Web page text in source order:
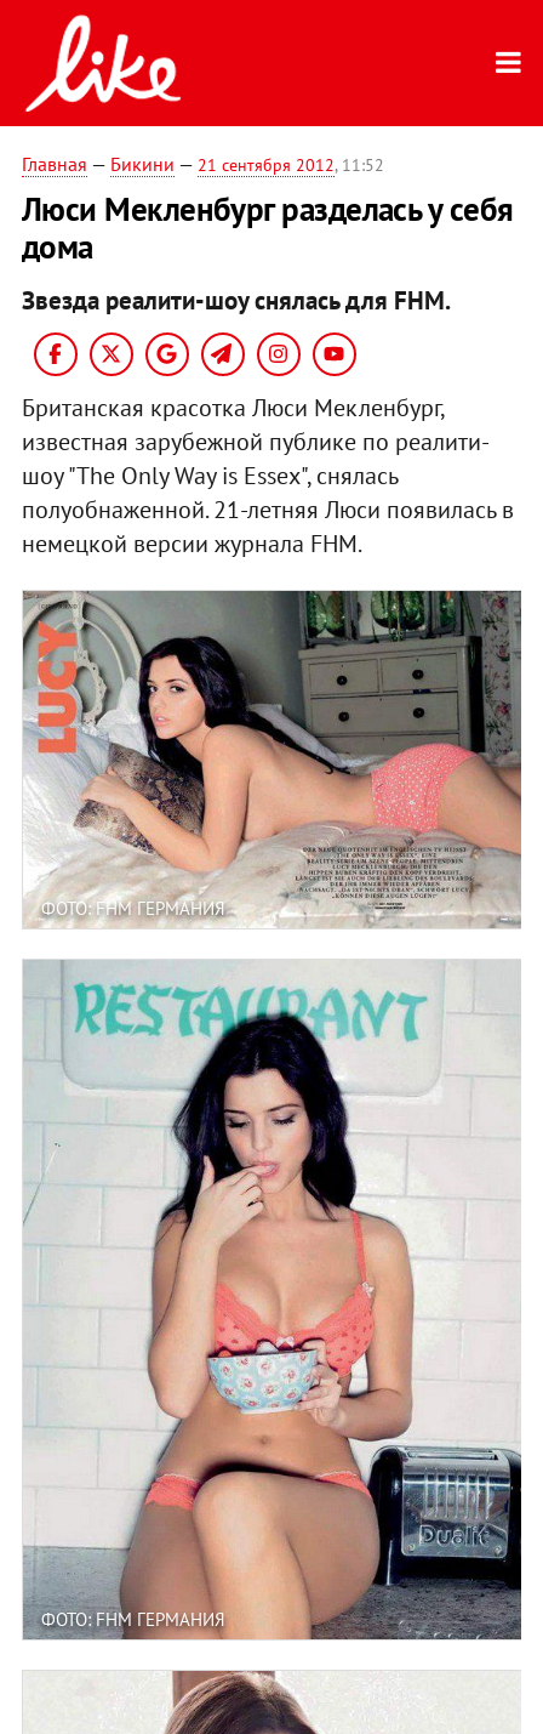
Главная — Бикини — 21 сентября 2012, 11:52
Люси Мекленбург разделась у себя
дома
Звезда реалити-шоу снялась для FHM.
Британская красотка Люси Мекленбург,
известная зарубежной публике по реалити-
шоу "The Only Way is Essex", снялась
полуобнаженной. 21-летняя Люси появилась в
немецкой версии журнала FHM.
ФОТО: FHM ГЕРМАНИЯ
ФОТО: FHM ГЕРМАНИЯ